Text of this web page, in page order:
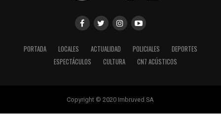
PORTADA LOCALES ACTUALIDAD POLICIALES
DEPORTES
ESPECTÁCULOS
CULTURA CN7 ACÚSTICOS
Copyright © 2020 Imbruved SA